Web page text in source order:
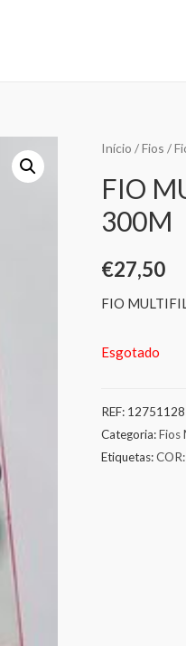
Início /Fios /
FIO
300M
€27,50
FIO
Esgotado
REF: 12751128
Categoria:Fios
Etiquetas: